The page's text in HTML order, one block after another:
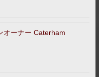
オーナー Caterham